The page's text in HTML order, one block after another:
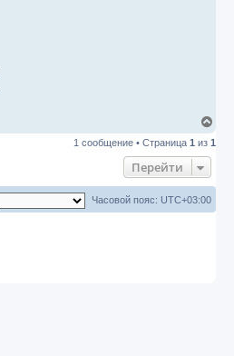
р
с
1 сообщение • Страница 1 из 1
Перейти
Часовой пояс: UTC+03:00